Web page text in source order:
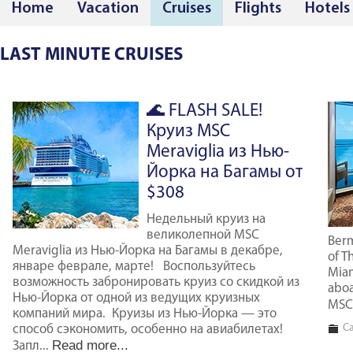
Home Vacation Cruises Flights Hotels
LAST MINUTE CRUISES
🌊 FLASH SALE!
Круиз MSC
Meraviglia из Нью-
Йорка на Багамы от
$308
Недельный круиз на
великолепной MSC
Meraviglia из Нью-Йорка на Багамы в декабре,
январе феврале, марте! Воспользуйтесь
возможность забронировать круиз со скидкой из
Нью-Йорка от одной из ведущих круизных
компаний мира. Круизы из Нью-Йорка — это
способ сэкономить, особенно на авиабилетах!
Запл... Read more...
of